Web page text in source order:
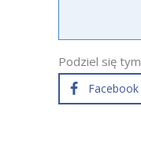
Podziel się
Facebook